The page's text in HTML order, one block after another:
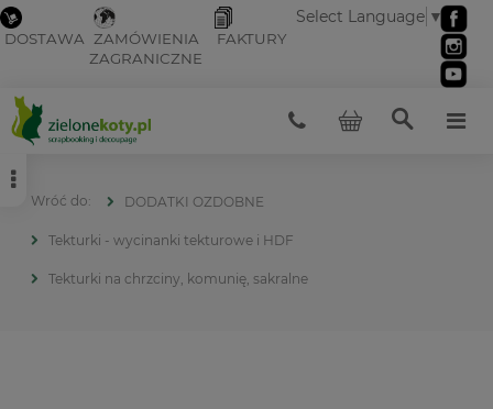
DOSTAWA ZAMÓWIENIA
ZAGRANICZNE
FAKTURY
Select Language ▼
DODATKI OZDOBNE
Tekturki - wycinanki tekturowe i HDF
Tekturki na chrzciny, komunię, sakralne